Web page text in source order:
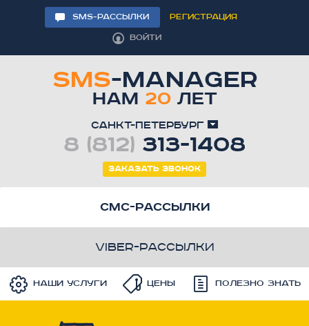
SMS-РАССЫЛКИ
РЕГИСТРАЦИЯ
ВОЙТИ
SMS-MANAGER
НАМ 20ЛЕТ
Санкт-Петербург
8 (812) 313-1408
Заказать звонок
смс-рассылки
viber-рассылки
Наши услуги Цены Полезно знать